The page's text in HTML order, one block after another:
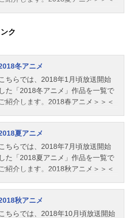
ク
冬アニメ
こちらでは、2018年1月頃放送開始
した「2018冬アニメ」作品を一覧で
ご紹介します。2018春アニメ＞＞＜
夏アニメ
こちらでは、2018年7月頃放送開始
した「2018夏アニメ」作品を一覧で
ご紹介します。2018秋アニメ＞＞＜
秋アニメ
こちらでは、2018年10月頃放送開始